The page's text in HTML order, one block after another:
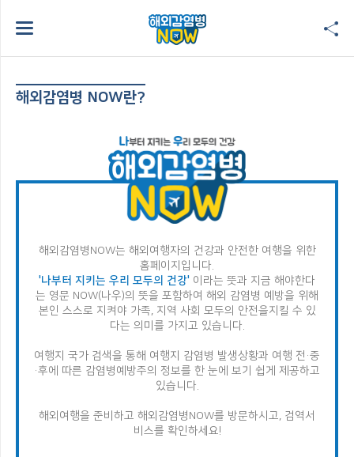
해외감염병 NOW란?
해외감염병NOW는 해외여행자의 건강과 안전한 여행을 위한
홈페이지입니다.
'나부터 지키는 우리 모두의 건강' 이라는 뜻과 지금 해야한다
는 영문 NOW(나우)의 뜻을 포함하여 해외 감염병 예방을 위해
본인 스스로 지켜야 가족, 지역 사회 모두의 안전을지킬 수 있
다는 의미를 가지고 있습니다.
여행지 국가 검색을 통해 여행지 감염병 발생상황과 여행 전·중
·후에 따른 감염병예방주의 정보를 한 눈에 보기 쉽게 제공하고
있습니다.
해외여행을 준비하고 해외감염병NOW를 방문하시고, 검역서
비스를 확인하세요!